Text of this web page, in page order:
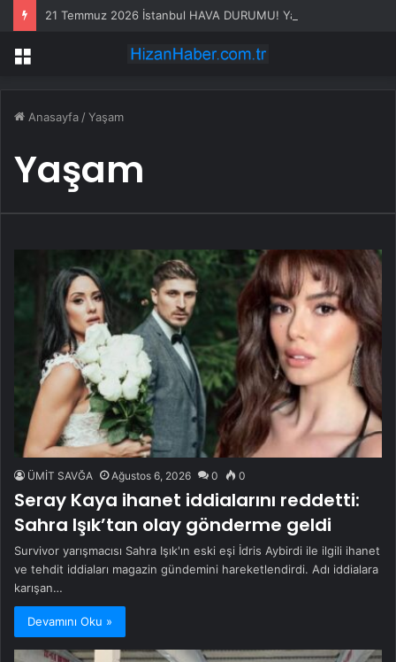
Menü
Anasayfa /Yaşam
Yaşam
ÜMİT SAVĞA Ağustos 6, 2026 0 0
Seray Kaya ihanet iddialarını reddetti:
Sahra Işık’tan olay gönderme geldi
Survivor yarışmacısı Sahra Işık'ın eski eşi İdris Aybirdi ile ilgili ihanet
ve tehdit iddiaları magazin gündemini hareketlendirdi. Adı iddialara
karışan…
Devamını Oku »